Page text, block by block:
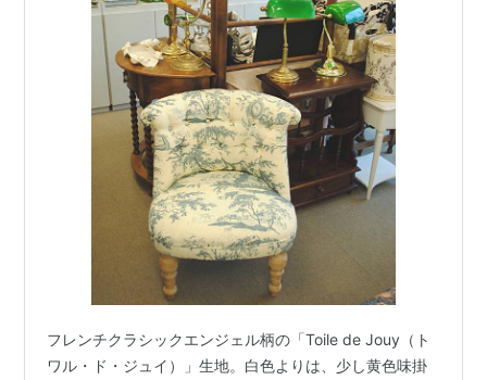
フレンチクラシックエンジェル柄の「Toile de Jouy（ト
ワル・ド・ジュイ）」生地。白色よりは、少し黄色味掛